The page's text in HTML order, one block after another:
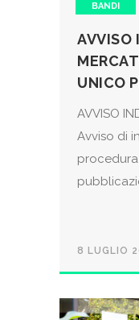
BANDI
AVVISO
UNICO
AVVISO
Avviso di
8 LUGLIO